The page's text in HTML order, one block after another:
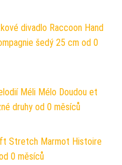
divadlo Raccoon Hand
šedý 25 cm od 0
Méli Mélo Doudou et
druhy od 0 měsíců
Stretch Marmot Histoire
0 měsíců